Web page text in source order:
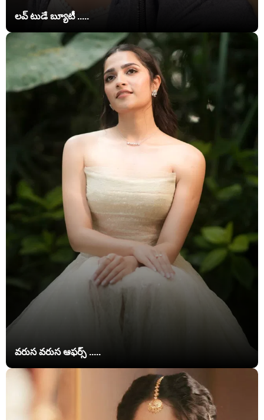
లవ్ టుడే బ్యూటీ .....
వరుస వరుస ఆఫర్స్ .....